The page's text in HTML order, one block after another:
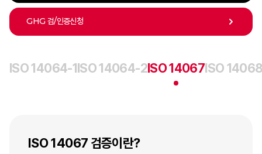
GHG 검/인증신청
ISO 14064-1ISO 14064-2ISO 14067ISO
ISO 14067 검증이란?